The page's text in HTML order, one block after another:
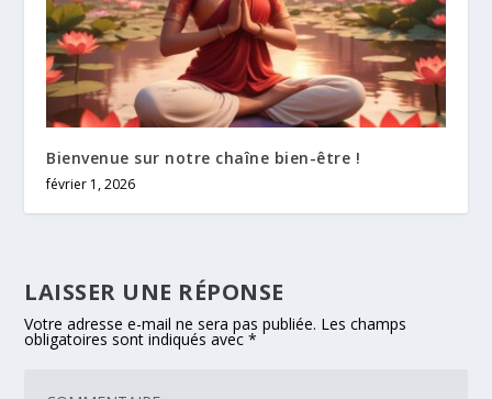
Bienvenue sur notre chaîne bien-être !
février 1, 2026
LAISSER UNE RÉPONSE
Votre adresse e-mail ne sera pas publiée. Les champs
obligatoires sont indiqués avec*